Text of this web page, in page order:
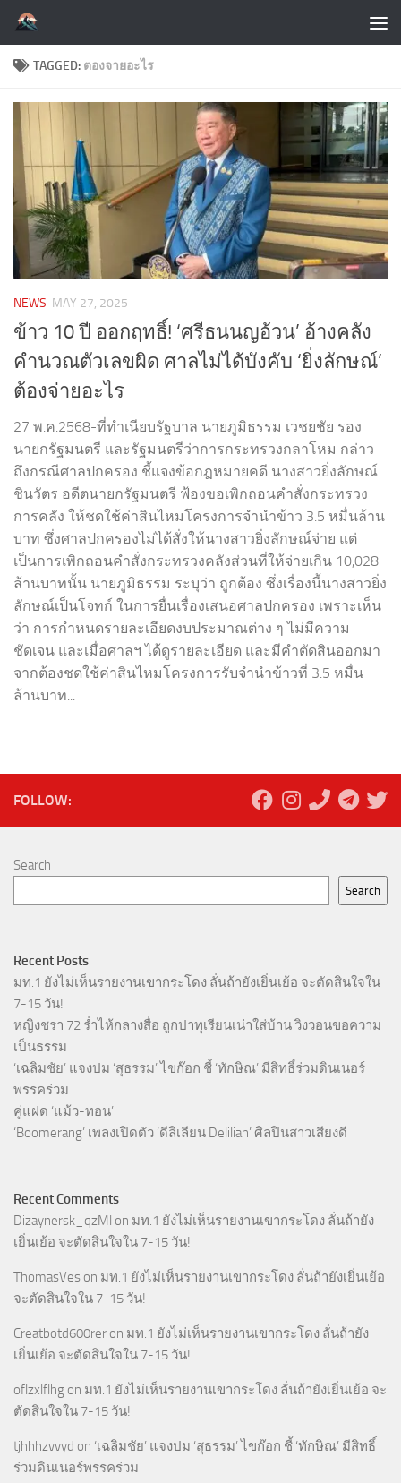
Skip to content
TAGGED: ตองจายอะไร
NEWS MAY 27, 2025
ข้าว 10 ปี ออกฤทธิ์! ‘ศรีธนนญอ้วน’ อ้างคลัง
คำนวณตัวเลขผิด ศาลไม่ได้บังคับ ‘ยิ่งลักษณ์’
ต้องจ่ายอะไร
27 พ.ค.2568-ที่ทำเนียบรัฐบาล นายภูมิธรรม เวชยชัย รอง
นายกรัฐมนตรี และรัฐมนตรีว่าการกระทรวงกลาโหม กล่าว
ถึงกรณีศาลปกครอง ชี้แจงข้อกฎหมายคดี นางสาวยิ่งลักษณ์
ชินวัตร อดีตนายกรัฐมนตรี ฟ้องขอเพิกถอนคำสั่งกระทรวง
การคลัง ให้ชดใช้ค่าสินไหมโครงการจำนำข้าว 3.5 หมื่นล้าน
บาท ซึ่งศาลปกครองไม่ได้สั่งให้นางสาวยิ่งลักษณ์จ่าย แต่
เป็นการเพิกถอนคำสั่งกระทรวงคลังส่วนที่ให้จ่ายเกิน 10,028
ล้านบาทนั้น นายภูมิธรรม ระบุว่า ถูกต้อง ซึ่งเรื่องนี้นางสาวยิ่ง
ลักษณ์เป็นโจทก์ ในการยื่นเรื่องเสนอศาลปกครอง เพราะเห็น
ว่า การกำหนดรายละเอียดงบประมาณต่าง ๆ ไม่มีความ
ชัดเจน และเมื่อศาลฯ ได้ดูรายละเอียด และมีคำตัดสินออกมา
จากต้องชดใช้ค่าสินไหมโครงการรับจำนำข้าวที่ 3.5 หมื่น
ล้านบาท...
FOLLOW:
Search
Search
Recent Posts
มท.1 ยังไม่เห็นรายงานเขากระโดง ลั่นถ้ายังเยิ่นเย้อ จะตัดสินใจใน
7-15 วัน!
หญิงชรา 72 ร่ำไห้กลางสื่อ ถูกปาทุเรียนเน่าใส่บ้าน วิงวอนขอความ
เป็นธรรม
‘เฉลิมชัย’ แจงปม ‘สุธรรม’ ไขก๊อก ชี้ ‘ทักษิณ’ มีสิทธิ์ร่วมดินเนอร์
พรรคร่วม
คู่แฝด ‘แม้ว-ทอน’
‘Boomerang’ เพลงเปิดตัว ‘ดีลิเลียน Delilian’ ศิลปินสาวเสียงดี
Recent Comments
Dizaynersk_qzMl on มท.1 ยังไม่เห็นรายงานเขากระโดง ลั่นถ้ายัง
เยิ่นเย้อ จะตัดสินใจใน 7-15 วัน!
ThomasVes on มท.1 ยังไม่เห็นรายงานเขากระโดง ลั่นถ้ายังเยิ่นเย้อ
จะตัดสินใจใน 7-15 วัน!
Creatbotd600rer on มท.1 ยังไม่เห็นรายงานเขากระโดง ลั่นถ้ายัง
เยิ่นเย้อ จะตัดสินใจใน 7-15 วัน!
oflzxlflhg on มท.1 ยังไม่เห็นรายงานเขากระโดง ลั่นถ้ายังเยิ่นเย้อ จะ
ตัดสินใจใน 7-15 วัน!
tjhhhzvvyd on ‘เฉลิมชัย’ แจงปม ‘สุธรรม’ ไขก๊อก ชี้ ‘ทักษิณ’ มีสิทธิ์
ร่วมดินเนอร์พรรคร่วม